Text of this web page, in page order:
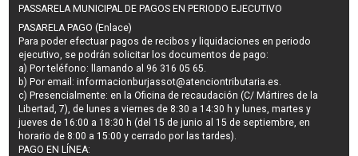
PASSARELA MUNICIPAL DE PAGOS EN PERIODO EJECUTIVO
PASARELA PAGO (Enlace)
Para poder efectuar pagos derecibos y liquidaciones en periodo
ejecutivo, se podrán solicitar los documentos de pago:
a) Por teléfono: llamando al 96 316 05 65.
b) Por email:informacionburjassot@atenciontributaria.es.
c) Presencialmente: en la Oficina de recaudación (C/ Mártires de la
Libertad, 7), de lunes a viernes de 8:30 a 14:30 h y lunes, martes y
jueves de 16:00 a 18:30 h (del 15 de junio al 15 de septiembre, en
horario de 8:00 a 15:00 y cerrado por las tardes).
PAGO EN LÍNEA: